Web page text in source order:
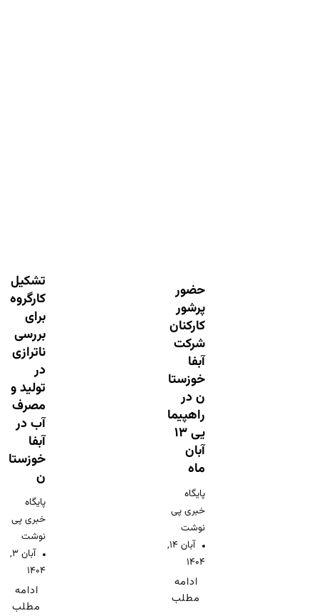
حضور
پرشور
کارکنان
شرکت
آبفا
خوزستا
ن در
راهپیما
یی ۱۳
آبان
ماه
پایگاه
خبری پی
نوشت
آبان ۱۴,
۱۴۰۴
ادامه
مطلب
تشکیل
کارگروه
برای
بررسی
ناترازی
در
تولید و
مصرف
آب در
آبفا
خوزستا
ن
پایگاه
خبری پی
نوشت
آبان ۳,
۱۴۰۴
ادامه
مطلب